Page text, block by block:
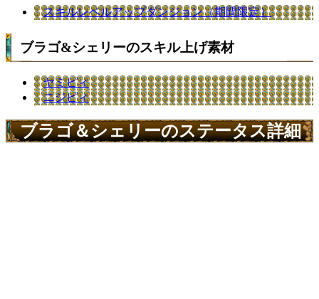
スキルレベルアップダンジョン（期間限定）
ブラゴ&シェリーのスキル上げ素材
ヤミピィ
ニジピィ
ブラゴ＆シェリーのステータス詳細